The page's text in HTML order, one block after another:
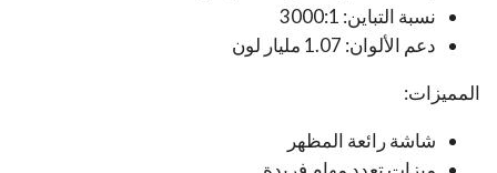
نسبة التباين: 3000:1
دعم الألوان: 1.07 مليار لون
المميزات:
شاشة رائعة المظهر